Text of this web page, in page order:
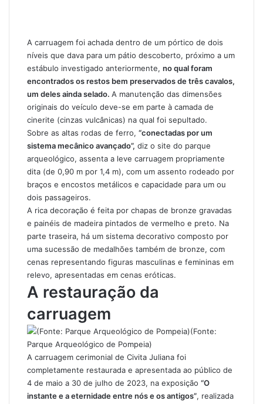
A carruagem foi achada dentro de um pórtico de dois
níveis que dava para um pátio descoberto, próximo a um
estábulo investigado anteriormente, no qual foram
encontrados os restos bem preservados de três cavalos,
um deles ainda selado. A manutenção das dimensões
originais do veículo deve-se em parte à camada de
cinerite (cinzas vulcânicas) na qual foi sepultado.
Sobre as altas rodas de ferro, “conectadas por um
sistema mecânico avançado”, diz o site do parque
arqueológico, assenta a leve carruagem propriamente
dita (de 0,90 m por 1,4 m), com um assento rodeado por
braços e encostos metálicos e capacidade para um ou
dois passageiros.
A rica decoração é feita por chapas de bronze gravadas
e painéis de madeira pintados de vermelho e preto. Na
parte traseira, há um sistema decorativo composto por
uma sucessão de medalhões também de bronze, com
cenas representando figuras masculinas e femininas em
relevo, apresentadas em cenas eróticas.
A restauração da
carruagem
(Fonte:
Parque Arqueológico de Pompeia)
A carruagem cerimonial de Civita Juliana foi
completamente restaurada e apresentada ao público de
4 de maio a 30 de julho de 2023, na exposição “O
instante e a eternidade entre nós e os antigos”, realizada